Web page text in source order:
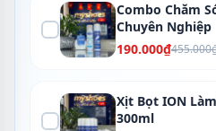
Combo Chăm
Chuyên Nghiệp
190.000₫
Xịt Bọt ION
300ml